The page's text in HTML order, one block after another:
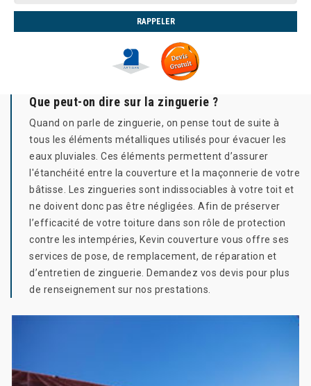
Que peut-on dire sur la zinguerie ?
Quand on parle de zinguerie, on pense tout de suite à
tous les éléments métalliques utilisés pour évacuer les
eaux pluviales. Ces éléments permettent d’assurer
l'étanchéité entre la couverture et la maçonnerie de votre
bâtisse. Les zingueries sont indissociables à votre toit et
ne doivent donc pas être négligées. Afin de préserver
l’efficacité de votre toiture dans son rôle de protection
contre les intempéries, Kevin couverture vous offre ses
services de pose, de remplacement, de réparation et
d’entretien de zinguerie. Demandez vos devis pour plus
de renseignement sur nos prestations.